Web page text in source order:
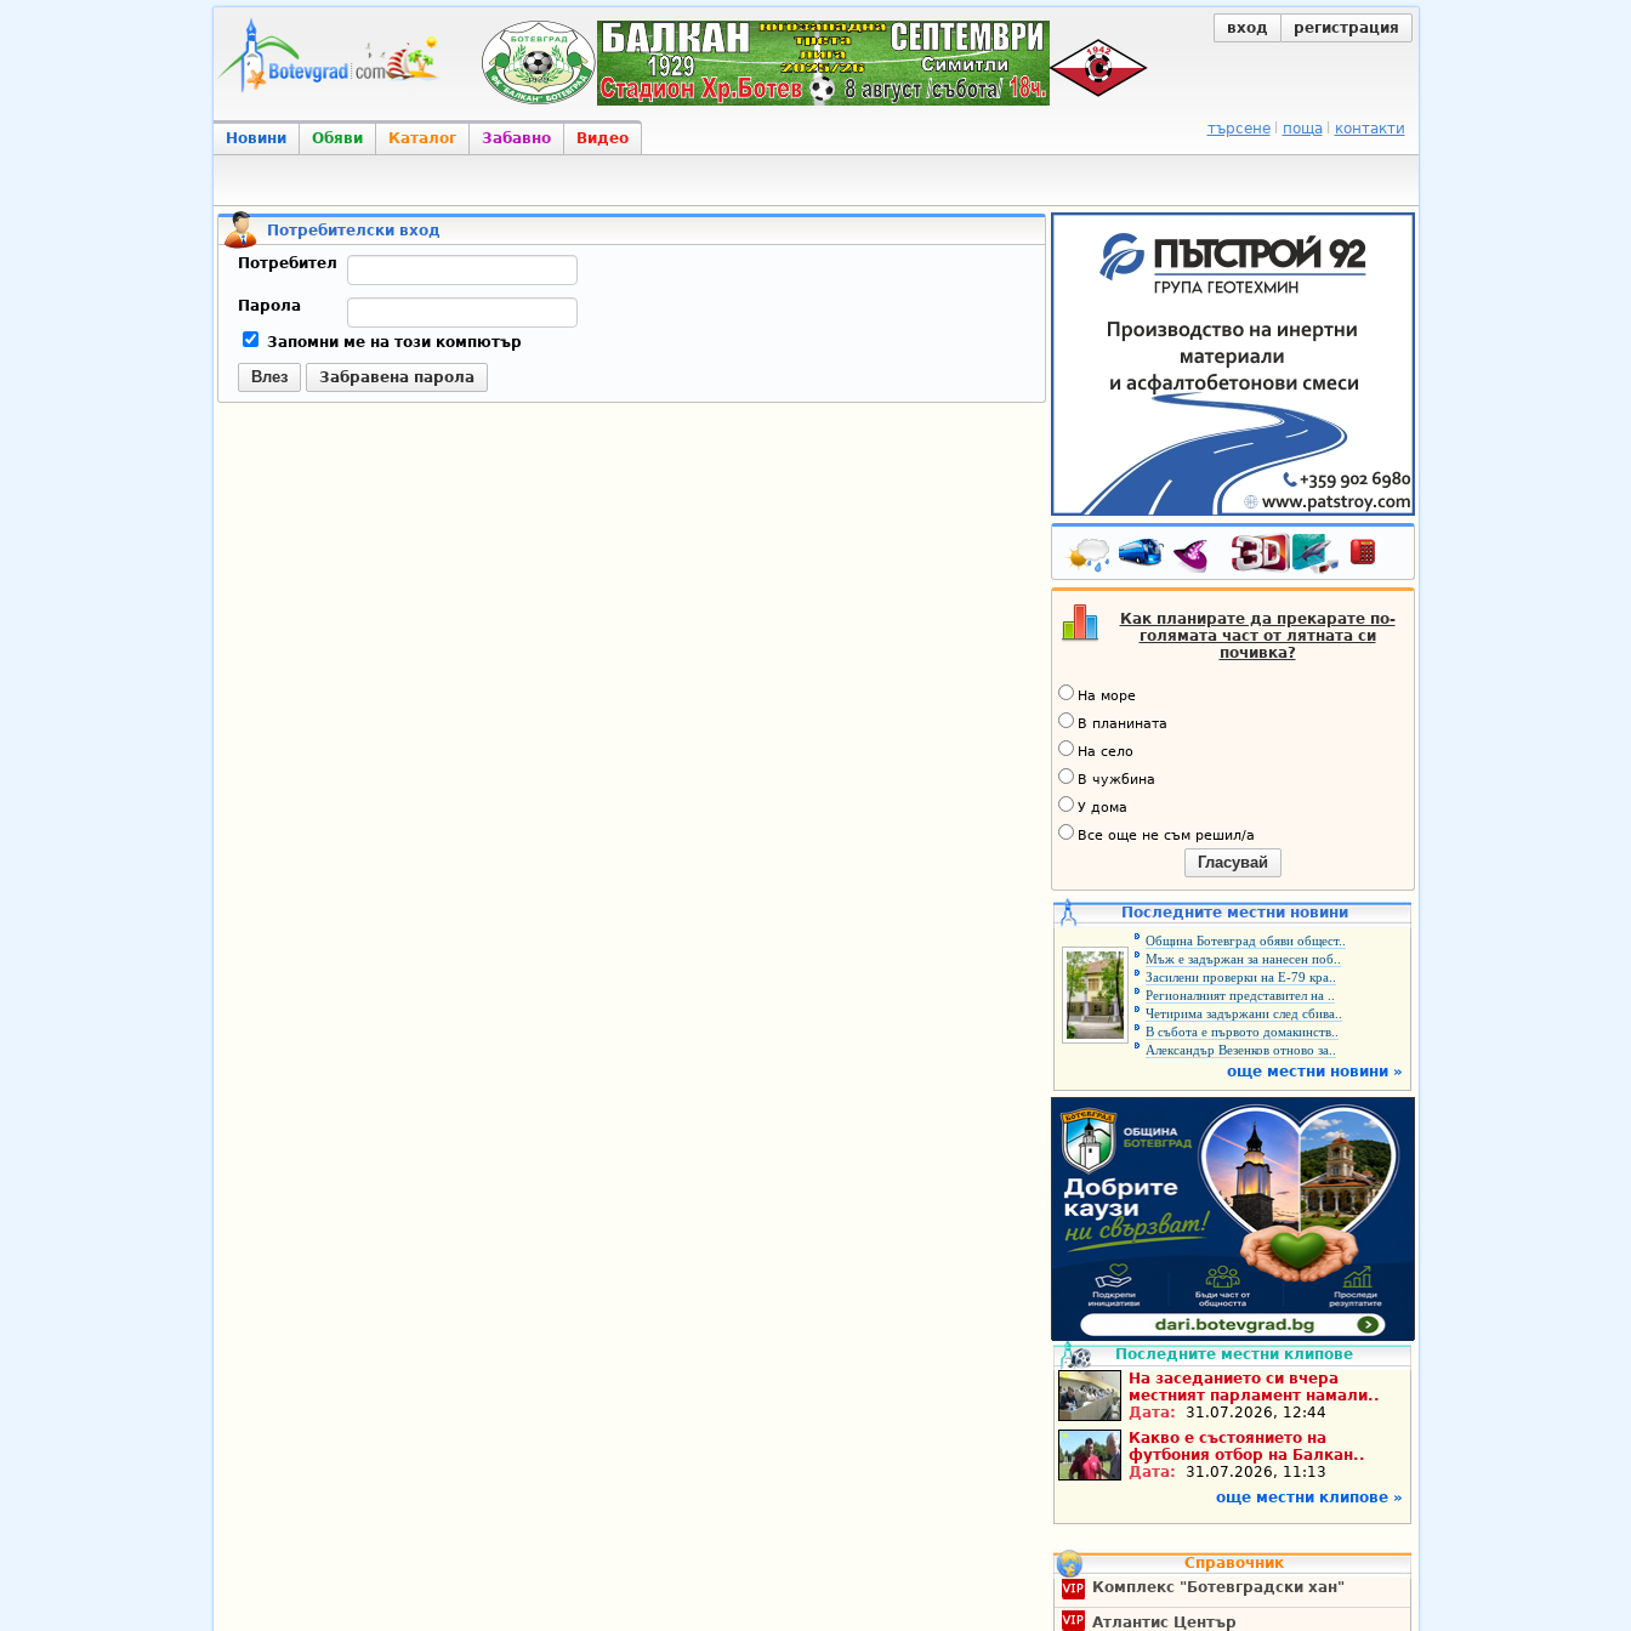
вход регистрация
Новини Обяви Каталог Забавно Видео
търсене поща контакти
Потребителски вход
Потребител
Парола
Запомни ме на този компютър
Влез Забравена парола
Как планирате да прекарате по-
голямата част от лятната си
почивка?
На море
В планината
На село
В чужбина
У дома
Все още не съм решил/а
Гласувай
Последните местни новини
Община Ботевград обяви общест..
Мъж е задържан за нанесен поб..
Засилени проверки на Е-79 кра..
Регионалният представител на ..
Четирима задържани след сбива..
В събота е първото домакинств..
Александър Везенков отново за..
още местни новини »
Последните местни клипове
На заседанието си вчера
местният парламент намали..
Дата:
31.07.2026, 12:44
Какво е състоянието на
футбония отбор на Балкан..
Дата:
31.07.2026, 11:13
още местни клипове »
Справочник
Комплекс "Ботевградски хан"
Атлантис Център